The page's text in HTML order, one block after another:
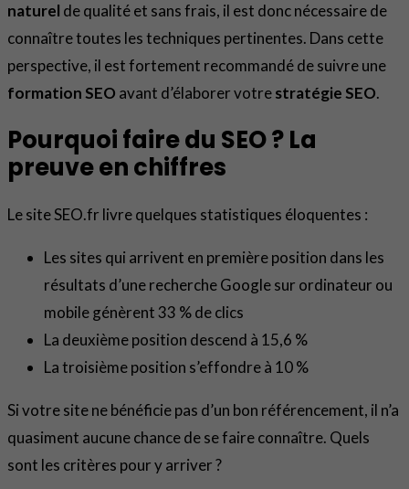
naturel de qualité et sans frais, il est donc nécessaire de
connaître toutes les techniques pertinentes. Dans cette
perspective, il est fortement recommandé de suivre une
formation SEO avant d’élaborer votrestratégie SEO.
Pourquoi faire du SEO ? La
preuve en chiffres
Le site SEO.fr livre quelques statistiques éloquentes :
Les sites qui arrivent en première position dans les
résultats d’une recherche Google sur ordinateur ou
mobile génèrent 33 % de clics
La deuxième position descend à 15,6 %
La troisième position s’effondre à 10 %
Si votre site ne bénéficie pas d’un bon référencement, il n’a
quasiment aucune chance de se faire connaître. Quels
sont les critères pour y arriver ?